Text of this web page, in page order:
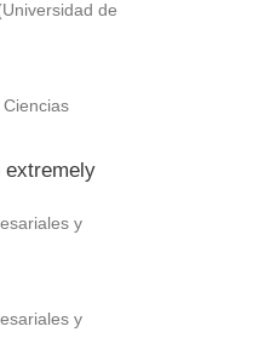
Universidad de
extremely
y
y